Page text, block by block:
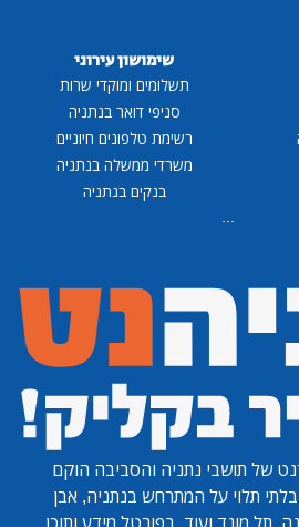
שימושון עירוני
תשלומים ומוקדי שרות
סניפי דואר בנתניה
רשימת טלפונים חיוניים
משרדי ממשלה בנתניה
בנקים בנתניה
...
של תושבי נתניה והסביבה הוקם
תלוי על המתרחש בנתניה, אבן